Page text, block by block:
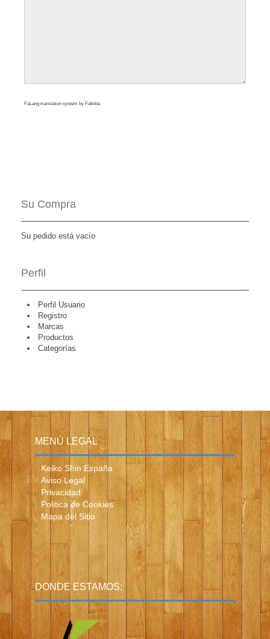
FaLang translation system by Faboba
Su Compra
Su pedido está vacío
Perfil
Perfil Usuario
Registro
Marcas
Productos
Categorías
MENÚ LEGAL
Keiko Shin España
Aviso Legal
Privacidad
Politica de Cookies
Mapa del Sitio
DONDE ESTAMOS: